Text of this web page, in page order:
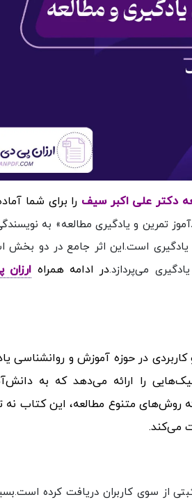
را برای شما
تمرین و یادگیری مطالعه» به
یادگیری است.این اثر جامع در دو بخش
می‌پردازد.در ادامه همراه
در حوزه آموزش و روانشناسی
را ارائه می‌دهد که به
روش‌های متنوع مطالعه، این کتاب نه
می‌کند.
از سوی کاربران دریافت کرده